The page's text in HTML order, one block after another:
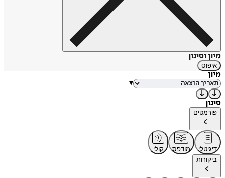
מיון וסינון
איפוס
מיון
▾
סינון
פורמטים
דיגיטלי מודפס
קולי
ביקורות